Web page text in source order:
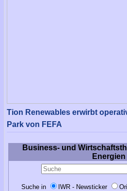
Tion Renewables erwirbt
Park von FEFA
Business- und
Energien
Suche in IWR - Newsticker